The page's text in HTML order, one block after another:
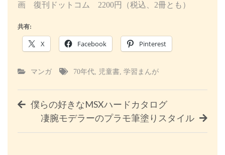
画 復刊ドットコム 2200円（税込、2冊とも）
共有:
X Facebook Pinterest
マンガ 70年代, 児童書, 学習まんが
投僕らの好きなMSXハードカタログ
凄腕モデラーのプラモ筆塗りスタイル